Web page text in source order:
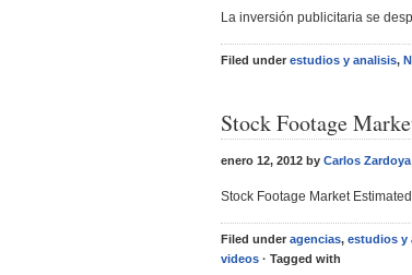
La inversión publicitaria se
Filed under estudios y analisis,
Stock Footage
enero 12, 2012 by Carlos Zardoya
Stock Footage Market
Filed under agencias, estudios y
videos · Tagged with